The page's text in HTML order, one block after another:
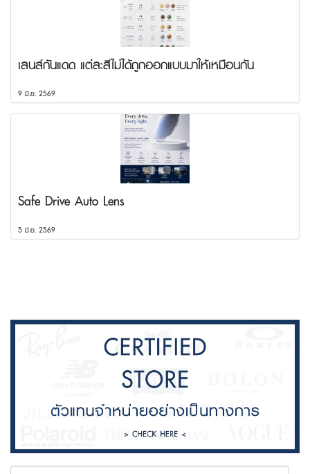
เลนส์กันแดด แต่ละสีไม่ได้ถูกออกแบบมาให้เหมือนกัน
9 มิ.ย. 2569
Safe Drive Auto Lens
5 มิ.ย. 2569